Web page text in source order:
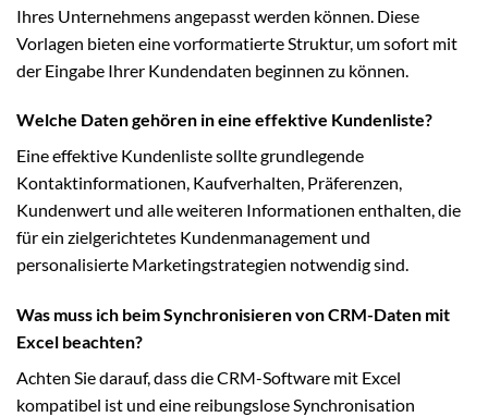
Ihres Unternehmens angepasst werden können. Diese
Vorlagen bieten eine vorformatierte Struktur, um sofort mit
der Eingabe Ihrer Kundendaten beginnen zu können.
Welche Daten gehören in eine effektive Kundenliste?
Eine effektive Kundenliste sollte grundlegende
Kontaktinformationen, Kaufverhalten, Präferenzen,
Kundenwert und alle weiteren Informationen enthalten, die
für ein zielgerichtetes Kundenmanagement und
personalisierte Marketingstrategien notwendig sind.
Was muss ich beim Synchronisieren von CRM-Daten mit
Excel beachten?
Achten Sie darauf, dass die CRM-Software mit Excel
kompatibel ist und eine reibungslose Synchronisation